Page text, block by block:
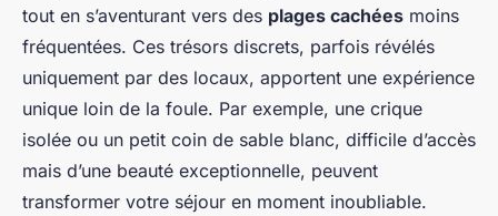
tout en s’aventurant vers des plages cachées moins
fréquentées. Ces trésors discrets, parfois révélés
uniquement par des locaux, apportent une expérience
unique loin de la foule. Par exemple, une crique
isolée ou un petit coin de sable blanc, difficile d’accès
mais d’une beauté exceptionnelle, peuvent
transformer votre séjour en moment inoubliable.